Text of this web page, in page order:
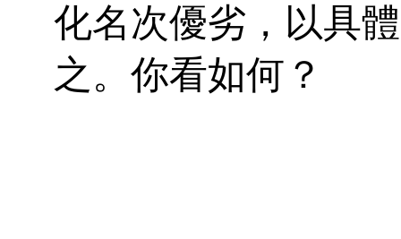
化名次優劣，以具
之。你看如何？